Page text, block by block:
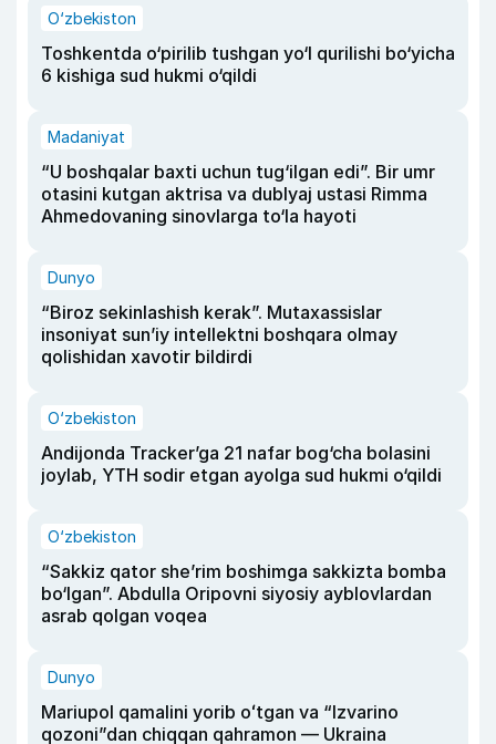
O‘zbekiston
Toshkentda o‘pirilib tushgan yo‘l qurilishi bo‘yicha
6 kishiga sud hukmi o‘qildi
Madaniyat
“U boshqalar baxti uchun tug‘ilgan edi”. Bir umr
otasini kutgan aktrisa va dublyaj ustasi Rimma
Ahmedovaning sinovlarga to‘la hayoti
Dunyo
“Biroz sekinlashish kerak”. Mutaxassislar
insoniyat sun’iy intellektni boshqara olmay
qolishidan xavotir bildirdi
O‘zbekiston
Andijonda Tracker’ga 21 nafar bog‘cha bolasini
joylab, YTH sodir etgan ayolga sud hukmi o‘qildi
O‘zbekiston
“Sakkiz qator she’rim boshimga sakkizta bomba
bo‘lgan”. Abdulla Oripovni siyosiy ayblovlardan
asrab qolgan voqea
Dunyo
Mariupol qamalini yorib oʻtgan va “Izvarino
qozoni”dan chiqqan qahramon — Ukraina